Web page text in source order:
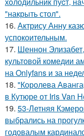
"накрыть стол".
16. Актрису Анну
успокоительным.
17. Шеннон
культовой комедии
на Onlyfans и за
18. "Королева
в Кутюре от Iris Van
19. 53-Летняя
выбрались на
годовалым